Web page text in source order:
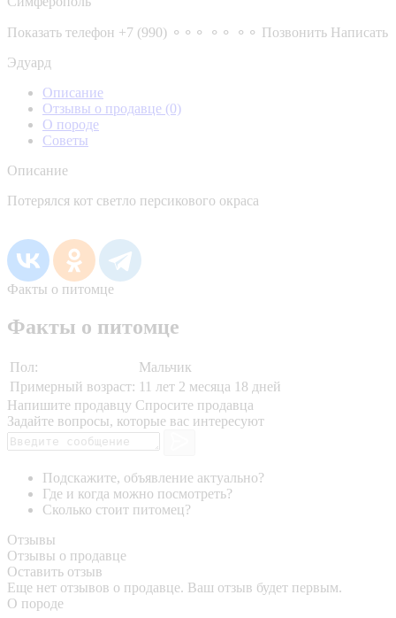
Показать телефон +7 (990) ⚬⚬⚬ ⚬⚬ ⚬⚬ Позвонить Написать
Эдуард
Описание
Отзывы о продавце (0)
О породе
Советы
Описание
Потерялся кот светло персикового окраса
Факты о питомце
Факты о питомце
Пол:
Мальчик
Примерный возраст: 11 лет 2 месяца 18 дней
Напишите продавцу Спросите продавца
Задайте вопросы, которые вас интересуют
Подскажите, объявление актуально?
Где и когда можно посмотреть?
Сколько стоит питомец?
Отзывы
Отзывы о продавце
Оставить отзыв
Еще нет отзывов о продавце. Ваш отзыв будет первым.
О породе